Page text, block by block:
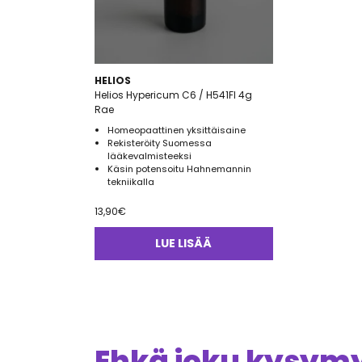
HELIOS
Helios Hypericum C6 / H541FI 4g
Rae
Homeopaattinen yksittäisaine
Rekisteröity Suomessa
lääkevalmisteeksi
Käsin potensoitu Hahnemannin
tekniikalla
13,90€
LUE LISÄÄ